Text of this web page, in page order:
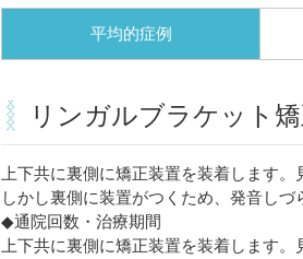
平均的症例
リンガルブラケット
上下共に裏側に矯正装置を装着します
しかし裏側に装置がつくため、発音し
◆通院回数・治療期間
上下共に裏側に矯正装置を装着します